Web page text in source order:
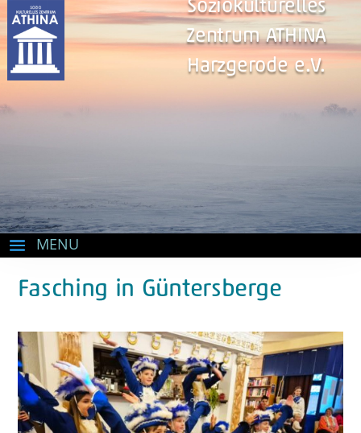
Soziokulturelles
Zentrum ATHINA
Harzgerode e.V.
Fasching in Güntersberge